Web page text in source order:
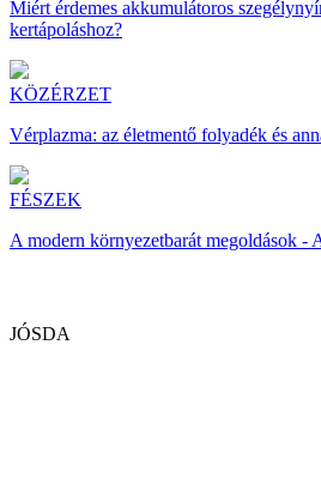
Miért érdemes akkumulátoros
kertápoláshoz?
KÖZÉRZET
Vérplazma: az életmentő folyadék és
FÉSZEK
A modern környezetbarát megoldások -
JÓSDA